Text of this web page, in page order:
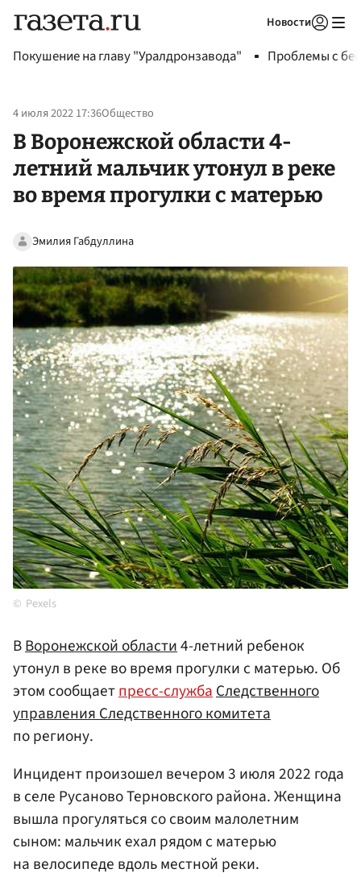
Новости
Покушение на главу "Уралдронзавода" Проблемы с
4 июля 2022 17:36Общество
В Воронежской области 4-
летний мальчик утонул в реке
во время прогулки с матерью
Эмилия Габдуллина
Pexels
ВВоронежской области4-летний ребенок
утонул в реке во время прогулки с матерью. Об
этом сообщаетпресс-службаСледственного
управления Следственного комитета
по региону.
Инцидент произошел вечером 3 июля 2022 года
в селе Русаново Терновского района. Женщина
вышла прогуляться со своим малолетним
сыном: мальчик ехал рядом с матерью
на велосипеде вдоль местной реки.